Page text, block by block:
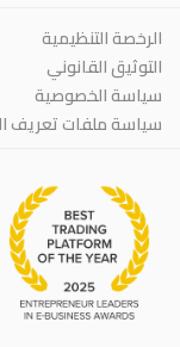
الرخصة التنظيمية
التوثيق القانوني
سياسة الخصوصية
سياسة ملفات تعريف